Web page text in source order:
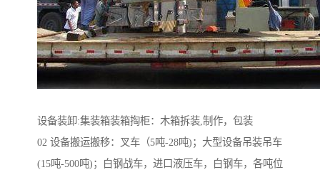
设备装卸:集装箱装箱掏柜：木箱拆装,制作，包装
02 设备搬运搬移：叉车（5吨-28吨)；大型设备吊装吊车
(15吨-500吨)；白钢战车，进口液压车，白钢车，各吨位